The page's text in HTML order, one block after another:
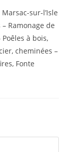
sur-l’Isle
Ramonage de
à bois,
cheminées –
Fonte